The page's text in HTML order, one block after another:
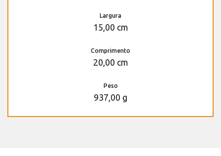
Largura
15,00 cm
Comprimento
20,00 cm
Peso
937,00 g